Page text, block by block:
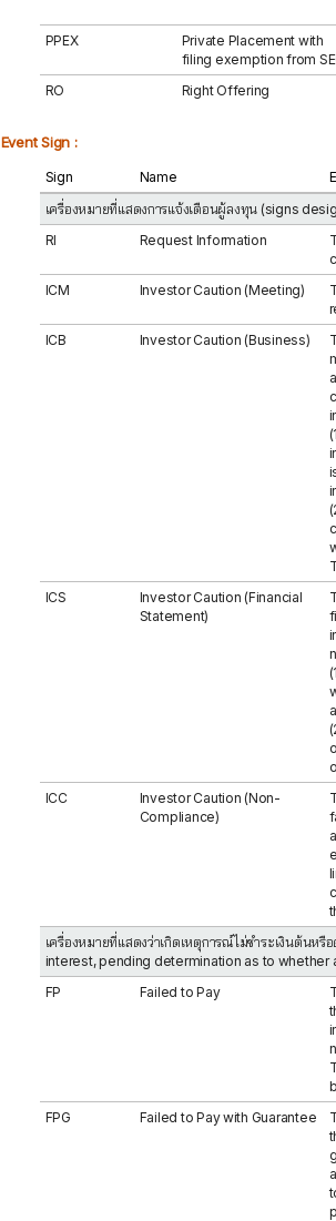
PPEX
Private Placement with
filing exemption from
RO
Right Offering
Event Sign :
Sign Name
เครื่องหมายที่แสดงการแจ้งเตือนผู้ลงทุน (signs
RI
Request Information
ICM
Investor Caution (Meeting)
ICB Investor Caution (Business)
ICS
Investor Caution (Financial
Statement)
ICC
Investor Caution (Non-
Compliance)
เครื่องหมายที่แสดงว่าเกิดเหตุการณ์ไม่ชำระเงินต้น
interest, pending determination as to
FP
Failed to Pay
FPG Failed to Pay with Guarantee